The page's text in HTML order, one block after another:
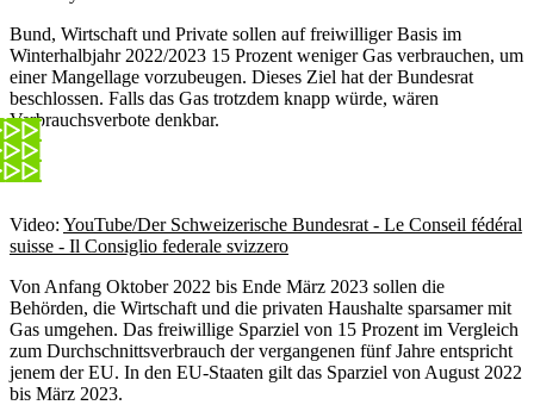
Bund, Wirtschaft und Private sollen auf freiwilliger Basis im
Winterhalbjahr 2022/2023 15 Prozent weniger Gas verbrauchen, um
einer Mangellage vorzubeugen. Dieses Ziel hat der Bundesrat
beschlossen. Falls das Gas trotzdem knapp würde, wären
Verbrauchsverbote denkbar.
Video: YouTube/Der Schweizerische Bundesrat - Le Conseil fédéral
suisse - Il Consiglio federale svizzero
Von Anfang Oktober 2022 bis Ende März 2023 sollen die
Behörden, die Wirtschaft und die privaten Haushalte sparsamer mit
Gas umgehen. Das freiwillige Sparziel von 15 Prozent im Vergleich
zum Durchschnittsverbrauch der vergangenen fünf Jahre entspricht
jenem der EU. In den EU-Staaten gilt das Sparziel von August 2022
bis März 2023.